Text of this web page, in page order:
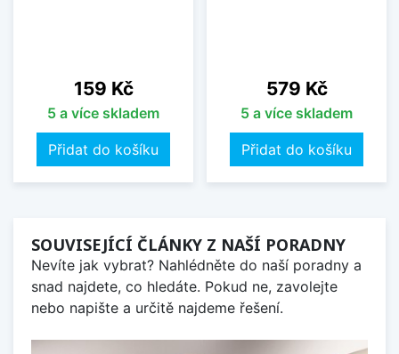
Cena
159 Kč
5 a více skladem
Přidat do košíku
Cena
579 Kč
5 a více skladem
Přidat do košíku
SOUVISEJÍCÍ ČLÁNKY Z NAŠÍ PORADNY
Nevíte jak vybrat? Nahlédněte do naší poradny a
snad najdete, co hledáte. Pokud ne, zavolejte
nebo napište a určitě najdeme řešení.